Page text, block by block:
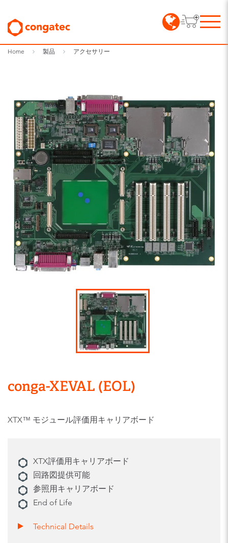
Home 製品 アクセサリー
conga-XEVAL (EOL)
XTX™ モジュール評価用キャリアボード
XTX評価用キャリアボード
回路図提供可能
参照用キャリアボード
End of Life
Technical Details